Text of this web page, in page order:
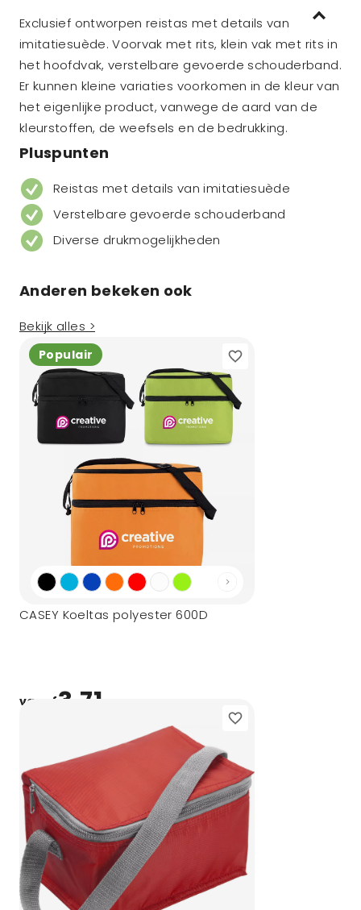
Exclusief ontworpen reistas met details van
imitatiesuède. Voorvak met rits, klein vak met rits in
het hoofdvak, verstelbare gevoerde schouderband.
Er kunnen kleine variaties voorkomen in de kleur van
het eigenlijke product, vanwege de aard van de
kleurstoffen, de weefsels en de bedrukking.
Pluspunten
Reistas met details van imitatiesuède
Verstelbare gevoerde schouderband
Diverse drukmogelijkheden
Anderen bekeken ook
Bekijk alles >
Populair
CASEY Koeltas polyester 600D
vanaf3,71